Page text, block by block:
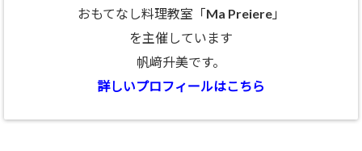
おもてなし料理教室「Ma Preiere」
を主催しています
帆﨑升美です。
詳しいプロフィールはこちら